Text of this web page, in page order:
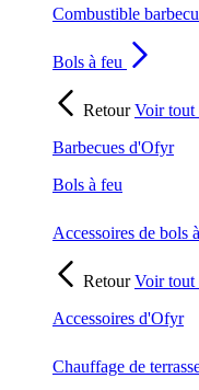
Combustible
Bols à feu
RetourVoir tout
Barbecues d'Ofyr
Bols à feu
Accessoires de bols
RetourVoir tout
Accessoires d'Ofyr
Chauffage de